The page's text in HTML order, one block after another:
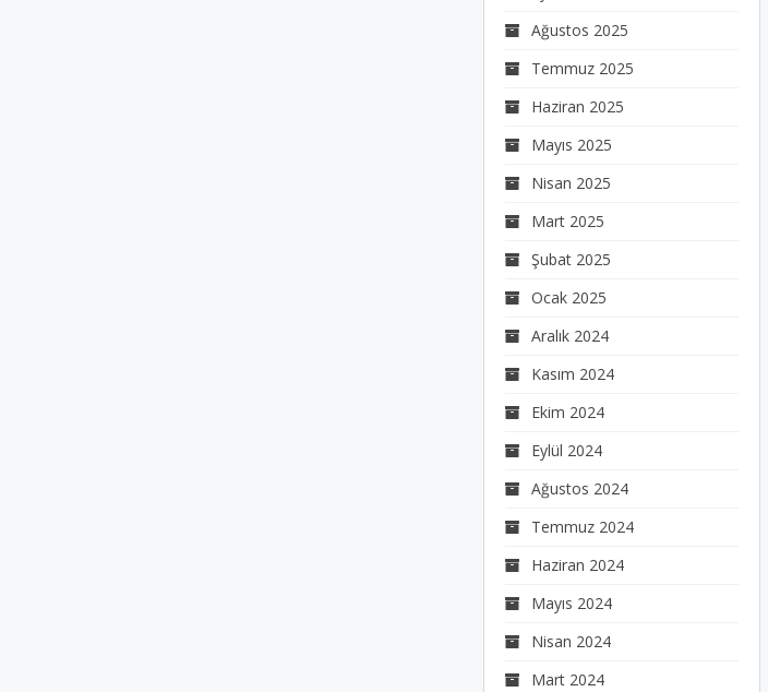
Ağustos 2025
Temmuz 2025
Haziran 2025
Mayıs 2025
Nisan 2025
Mart 2025
Şubat 2025
Ocak 2025
Aralık 2024
Kasım 2024
Ekim 2024
Eylül 2024
Ağustos 2024
Temmuz 2024
Haziran 2024
Mayıs 2024
Nisan 2024
Mart 2024